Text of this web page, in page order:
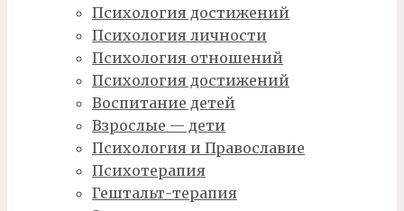
Психология достижений
Психология личности
Психология отношений
Психология достижений
Воспитание детей
Взрослые — дети
Психология и Православие
Психотерапия
Гештальт-терапия